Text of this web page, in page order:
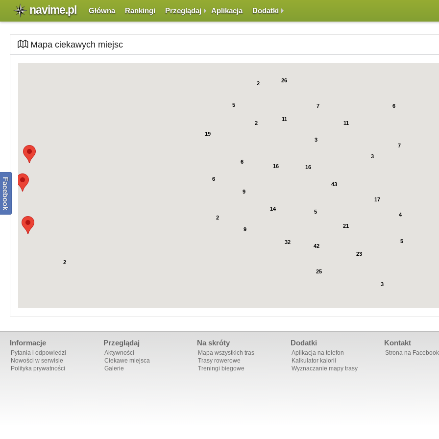
navime.pl Główna Rankingi Przeglądaj Aplikacja Dodatki
Mapa ciekawych miejsc
25
5
23
14
2
17
43
26
42
11
9
9
11
32
21
6
16
7
16
2
5
19
7
6
3
6
3
2
2
3
4
5
Informacje
Pytania i odpowiedzi
Nowości w serwisie
Polityka prywatności
Przeglądaj
Aktywności
Ciekawe miejsca
Galerie
Na skróty
Mapa wszystkich tras
Trasy rowerowe
Treningi biegowe
Dodatki
Aplikacja na telefon
Kalkulator kalorii
Wyznaczanie mapy trasy
Kontakt
Strona na
Facebook